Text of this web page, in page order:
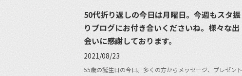
50代折り返しの今日は月曜日。今週もスタ振
りブログにお付き合いくださいね。様々な出
会いに感謝しております。
2021/08/23
55歳の誕生日の今日。多くの方からメッセージ、プレゼント